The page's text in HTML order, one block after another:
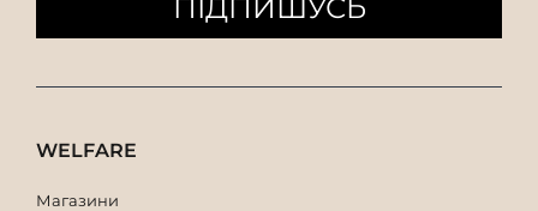
Мішок з ручкою довжиною 17 см
ПІДПИШУСЬ
WELFARE
Магазини